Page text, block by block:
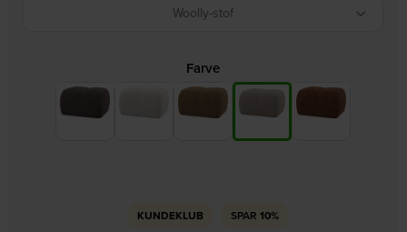
Woolly-stof
Farve
KUNDEKLUB SPAR 10%